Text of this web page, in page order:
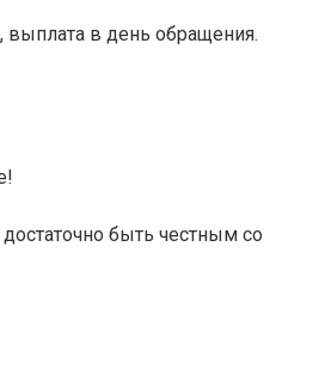
выплата в день обращения.
быть честным со